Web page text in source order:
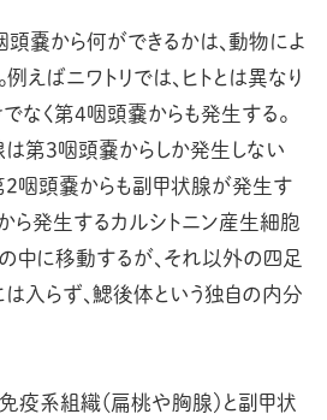
頭嚢から何ができるかは、動物によ
えばニワトリでは、ヒトとは異なり
なく第4咽頭嚢からも発生する。
第3咽頭嚢からしか発生しない
2咽頭嚢からも副甲状腺が発生す
ら発生するカルシトニン産生細胞
中に移動するが、それ以外の四足
入らず、鰓後体という独自の内分
免疫系組織（扁桃や胸腺）と副甲状